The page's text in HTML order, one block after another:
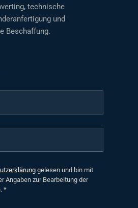
technische
und
Beschaffung.
gelesen und bin mit
Angaben zur Bearbeitung der
*